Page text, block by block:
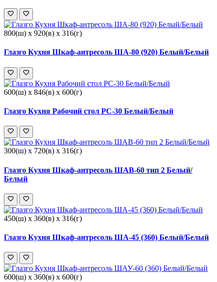
800(ш) x 920(в) x 316(г)
Глазго Кухня Шкаф-антресоль ША-80 (920) Белый/Белый
600(ш) x 846(в) x 600(г)
Глазго Кухня Рабочий стол РС-30 Белый/Белый
300(ш) x 720(в) x 316(г)
Глазго Кухня Шкаф-антресоль ШАВ-60 тип 2 Белый/
Белый
450(ш) x 360(в) x 316(г)
Глазго Кухня Шкаф-антресоль ША-45 (360) Белый/Белый
600(ш) x 360(в) x 600(г)